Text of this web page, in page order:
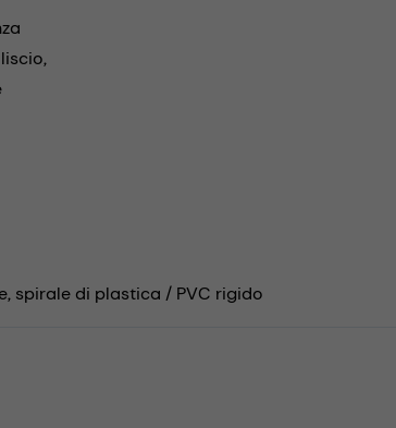
spirale di plastica / PVC rigido